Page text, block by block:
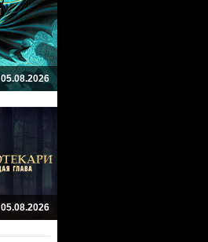
05.08.2026
05.08.2026